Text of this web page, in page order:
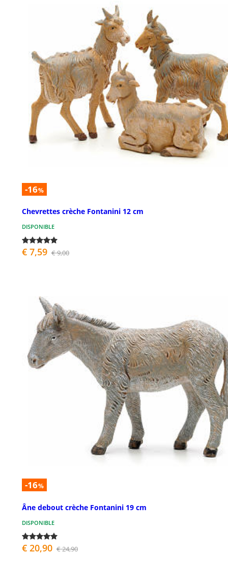
-16%
Chevrettes crèche Fontanini 12 cm
DISPONIBLE
€ 7,59 € 9,00
-16%
Âne debout crèche Fontanini 19 cm
DISPONIBLE
€ 20,90 € 24,90